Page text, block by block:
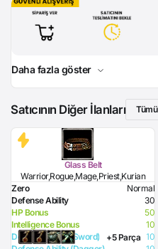
Daha fazla göster
Satıcının Diğer İlanları Tümü
Glass Belt
Warrior,Rogue,Mage,Priest,Kurian
Zero
Normal
Defense Ability
30
HP Bonus
50
Intelligence Bonus
10
Defense Ability (Sword)
10
+5 Parça